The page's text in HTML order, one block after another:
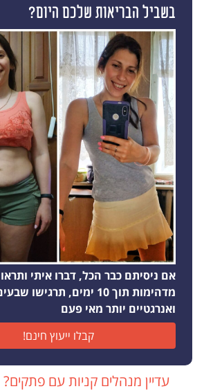
בשביל הבריאות שלכם היום?
אם ניסיתם כבר הכל, דברו איתי
מדהימות תוך 10 ימים, תרגישו
ואנרגטיים יותר מאי פעם
קבלו ייעוץ חינם!
עדיין מנהלים קניות עם פתקים?